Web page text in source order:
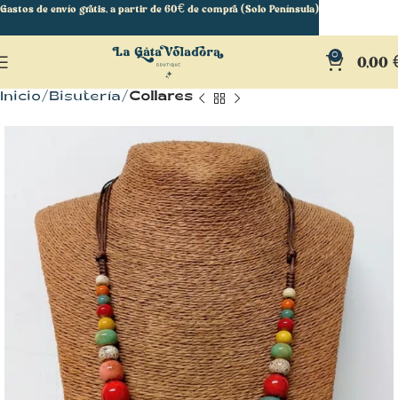
0 0,00
Inicio Bisutería Collares
Gastos de envío gratis, a partir de 60€ de compra (Solo Península)